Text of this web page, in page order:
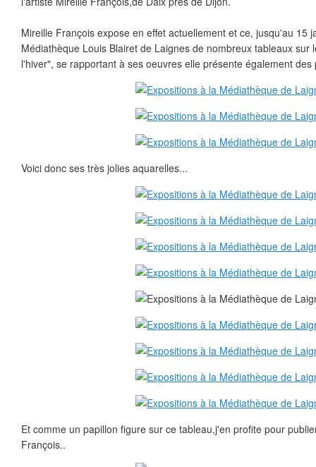
Mireille François expose en effet actuellement et ce, jusqu'au 15
Médiathèque Louis Blairet de Laignes de nombreux tableaux sur
l'hiver", se rapportant à ses oeuvres elle présente également
Voici donc ses très jolies aquarelles...
Et comme un papillon figure sur ce tableau,j'en profite pour
François..